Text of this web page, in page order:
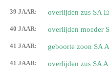
39 JAAR: overlijden zus SA
40 JAAR: overlijden moeder
41 JAAR: geboorte zoon SA
41 JAAR: overlijden zus SA